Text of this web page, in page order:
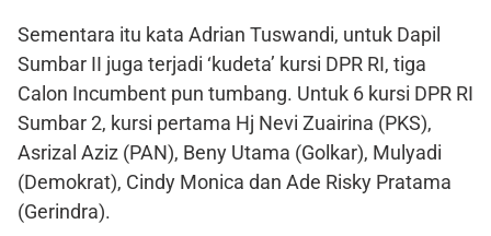
Sementara itu kata Adrian Tuswandi, untuk Dapil
Sumbar II juga terjadi ‘kudeta’ kursi DPR RI, tiga
Calon Incumbent pun tumbang. Untuk 6 kursi DPR RI
Sumbar 2, kursi pertama Hj Nevi Zuairina (PKS),
Asrizal Aziz (PAN), Beny Utama (Golkar), Mulyadi
(Demokrat), Cindy Monica dan Ade Risky Pratama
(Gerindra).